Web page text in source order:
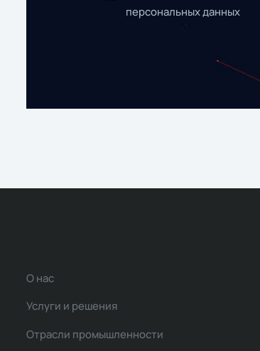
персональных данных
О нас
Услуги и решения
Отрасли промышленности